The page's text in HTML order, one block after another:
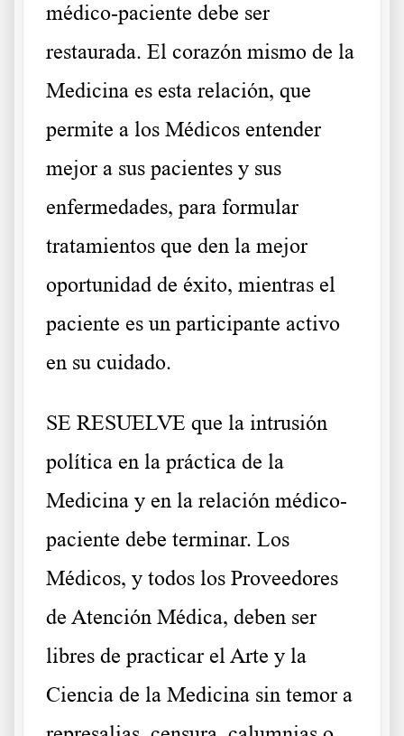
médico-paciente debe ser
restaurada. El corazón mismo de la
Medicina es esta relación, que
permite a los Médicos entender
mejor a sus pacientes y sus
enfermedades, para formular
tratamientos que den la mejor
oportunidad de éxito, mientras el
paciente es un participante activo
en su cuidado.
SE RESUELVE que la intrusión
política en la práctica de la
Medicina y en la relación médico-
paciente debe terminar. Los
Médicos, y todos los Proveedores
de Atención Médica, deben ser
libres de practicar el Arte y la
Ciencia de la Medicina sin temor a